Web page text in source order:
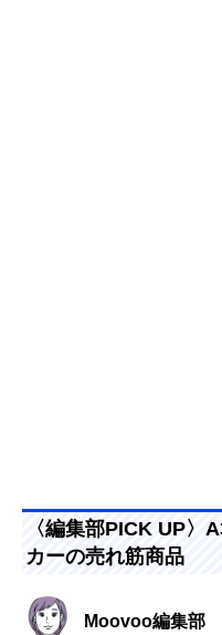
〈編集部PICK UP〉
カーの売れ筋商品
Moovoo編集部